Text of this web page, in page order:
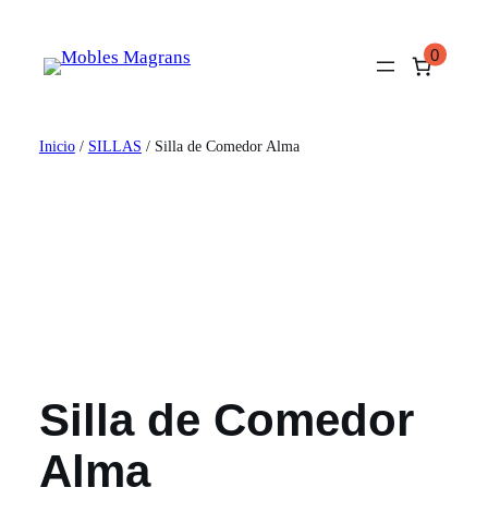
contenido
0
Inicio/ SILLAS / Silla de Comedor Alma
Silla de Comedor
Alma